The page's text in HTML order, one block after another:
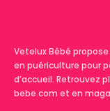
Vetelux Bébé
en puériculture pour
d’accueil. Retrouvez
bebe.com et en